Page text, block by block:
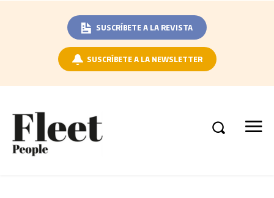
SUSCRÍBETE A LA REVISTA
SUSCRÍBETE A LA NEWSLETTER